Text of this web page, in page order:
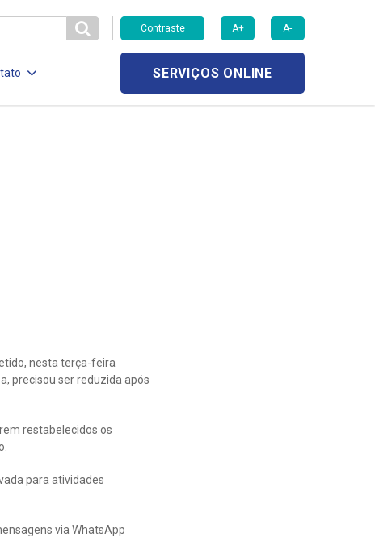
Contraste A+ A-
SERVIÇOS ONLINE
nesta terça-feira
precisou ser reduzida após
restabelecidos os
para atividades
via WhatsApp